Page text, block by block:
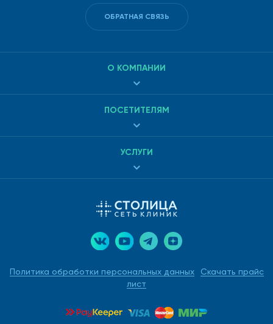
Политика обработки персональных данных
Скачать прайс
лист
О КОМПАНИИ
ПОСЕТИТЕЛЯМ
УСЛУГИ
ОБРАТНАЯ СВЯЗЬ